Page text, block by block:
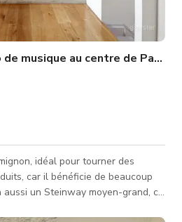
Duplex design/studio de musique au centre de Paris
idéal pour tourner des
car il bénéficie de beaucoup
un Steinway moyen-grand, ce